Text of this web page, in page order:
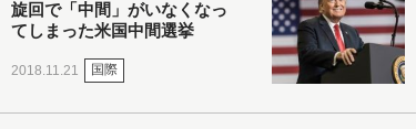
旋回で「中間」がいなくなっ
てしまった米国中間選挙
2018.11.21 国際